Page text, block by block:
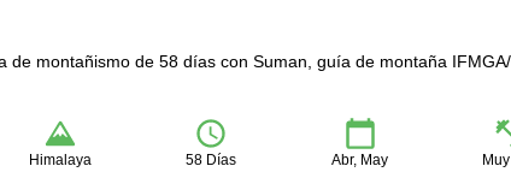
de montañismo de 58 días con Suman, guía de montaña
Himalaya 58 Días Abr, May